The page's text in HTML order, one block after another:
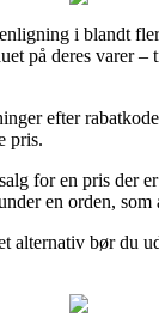
i blandt
på deres varer
efter
pris.
for en pris der
en orden, som
alternativ bør du